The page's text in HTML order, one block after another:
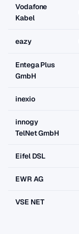
Vodafone
Kabel
eazy
Entega Plus
GmbH
inexio
innogy
TelNet GmbH
Eifel DSL
EWR AG
VSE NET